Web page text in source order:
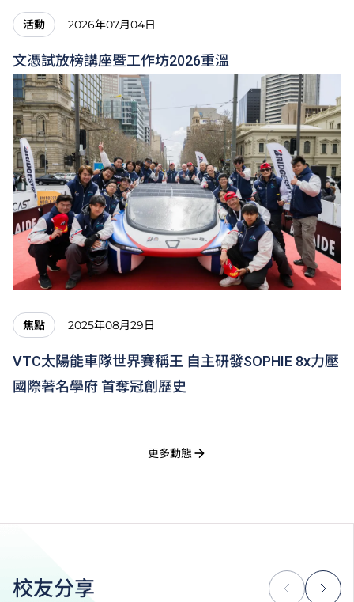
活動 2026年07月04日
文憑試放榜講座暨工作坊2026重溫
焦點 2025年08月29日
VTC太陽能車隊世界賽稱王 自主研發SOPHIE 8x力壓
國際著名學府 首奪冠創歷史
更多動態
校友分享